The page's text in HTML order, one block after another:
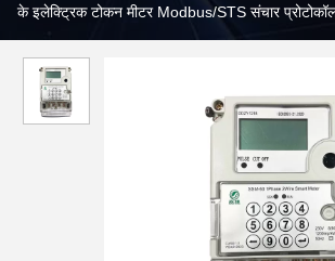
के इलेक्ट्रिक टोकन मीटर Modbus/STS संचार